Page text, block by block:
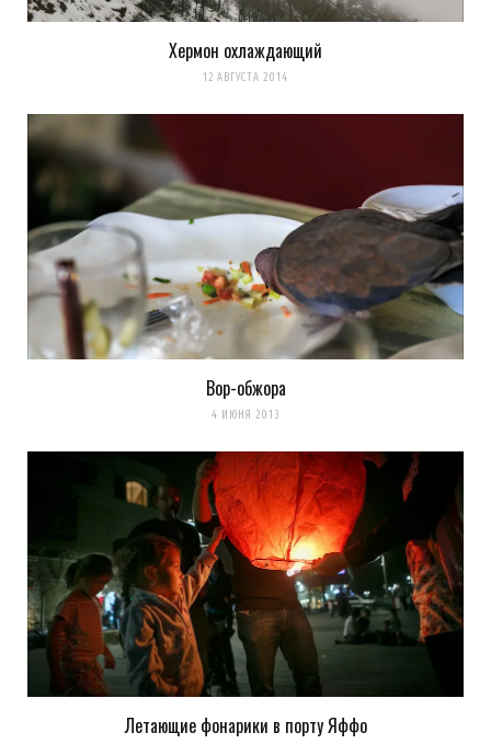
Хермон охлаждающий
12 АВГУСТА 2014
Вор-обжора
4 ИЮНЯ 2013
Летающие фонарики в порту Яффо